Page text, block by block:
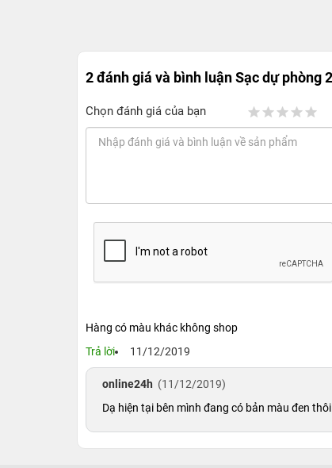
2 đánh giá và bình luậnSạc dự phòng
Chọn đánh giá của bạn
Hàng có màu khác không shop
Trả lời
11/12/2019
online24h (11/12/2019)
Dạ hiện tại bên mình đang có bản màu đen